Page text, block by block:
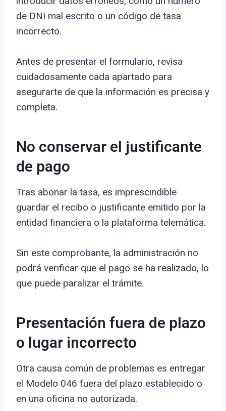
de DNI mal escrito o un código de tasa
incorrecto.
Antes de presentar el formulario, revisa
cuidadosamente cada apartado para
asegurarte de que la información es precisa y
completa.
No conservar el justificante
de pago
Tras abonar la tasa, es imprescindible
guardar el recibo o justificante emitido por la
entidad financiera o la plataforma telemática.
Sin este comprobante, la administración no
podrá verificar que el pago se ha realizado, lo
que puede paralizar el trámite.
Presentación fuera de plazo
o lugar incorrecto
Otra causa común de problemas es entregar
el Modelo 046 fuera del plazo establecido o
en una oficina no autorizada.